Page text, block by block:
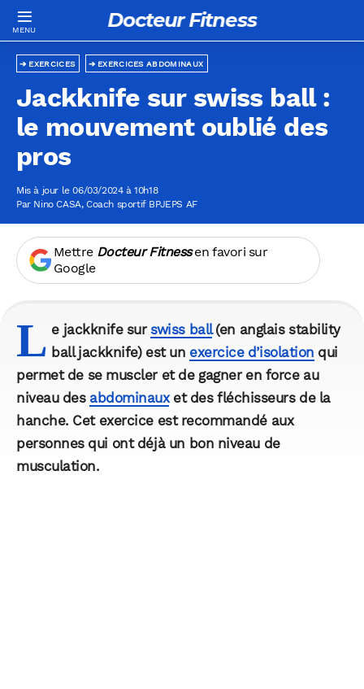
Docteur Fitness
EXERCICES ABDOMINAUX
EXERCICES
Jackknife sur swiss ball :
le mouvement oublié des
pros
Mis à jour le 06/03/2024 à 10h18
Par Nino CASA, Coach sportif BPJEPS AF
Mettre Docteur Fitnessen favori sur
Google
L e jackknife surswiss ball(en anglais stability
ball jackknife) est un exercice d’isolation qui
permet de se muscler et de gagner en force au
niveau des abdominauxet des fléchisseurs de la
hanche. Cet exercice est recommandé aux
personnes qui ont déjà un bon niveau de
musculation.